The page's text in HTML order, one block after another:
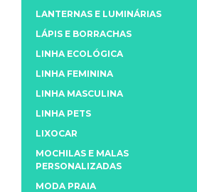
LANTERNAS E LUMINÁRIAS
LÁPIS E BORRACHAS
LINHA ECOLÓGICA
LINHA FEMININA
LINHA MASCULINA
LINHA PETS
LIXOCAR
MOCHILAS E MALAS
PERSONALIZADAS
MODA PRAIA